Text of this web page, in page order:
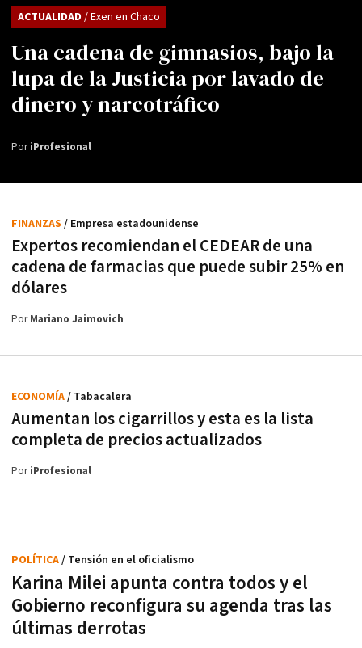
Una cadena de gimnasios, bajo la
lupa de la Justicia por lavado de
dinero y narcotráfico
ACTUALIDAD / Exen en Chaco
PoriProfesional
Expertos recomiendan el CEDEAR de una
cadena de farmacias que puede subir 25% en
dólares
FINANZAS / Empresa estadounidense
PorMariano Jaimovich
Aumentan los cigarrillos y esta es la lista
completa de precios actualizados
ECONOMÍA/ Tabacalera
PoriProfesional
Karina Milei apunta contra todos y el
Gobierno reconfigura su agenda tras las
últimas derrotas
POLÍTICA/ Tensión en el oficialismo